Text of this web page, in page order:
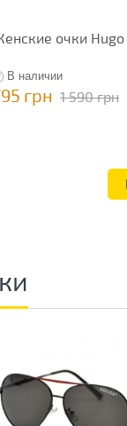
очки Hugo
В наличии
грн 1 590 грн